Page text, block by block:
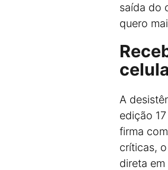
saída do
quero
A
edição
firma
críticas,
direta